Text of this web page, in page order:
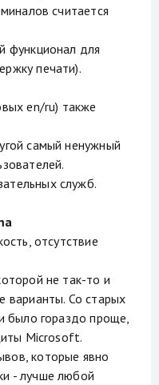
считается
функционал для
печати).
en/ru) также
самый ненужный
служб.
отсутствие
не так-то и
варианты. Со старых
было гораздо проще,
Microsoft.
которые явно
- лучше любой